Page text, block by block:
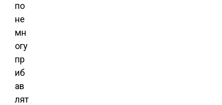
по
не
мн
огу
пр
иб
ав
лят